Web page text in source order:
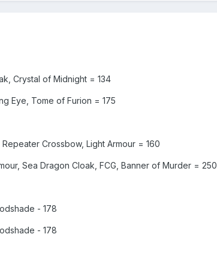
Crystal of Midnight = 134
Eye, Tome of Furion = 175
Crossbow, Light Armour = 160
Sea Dragon Cloak, FCG, Banner of Murder = 250
- 178
- 178